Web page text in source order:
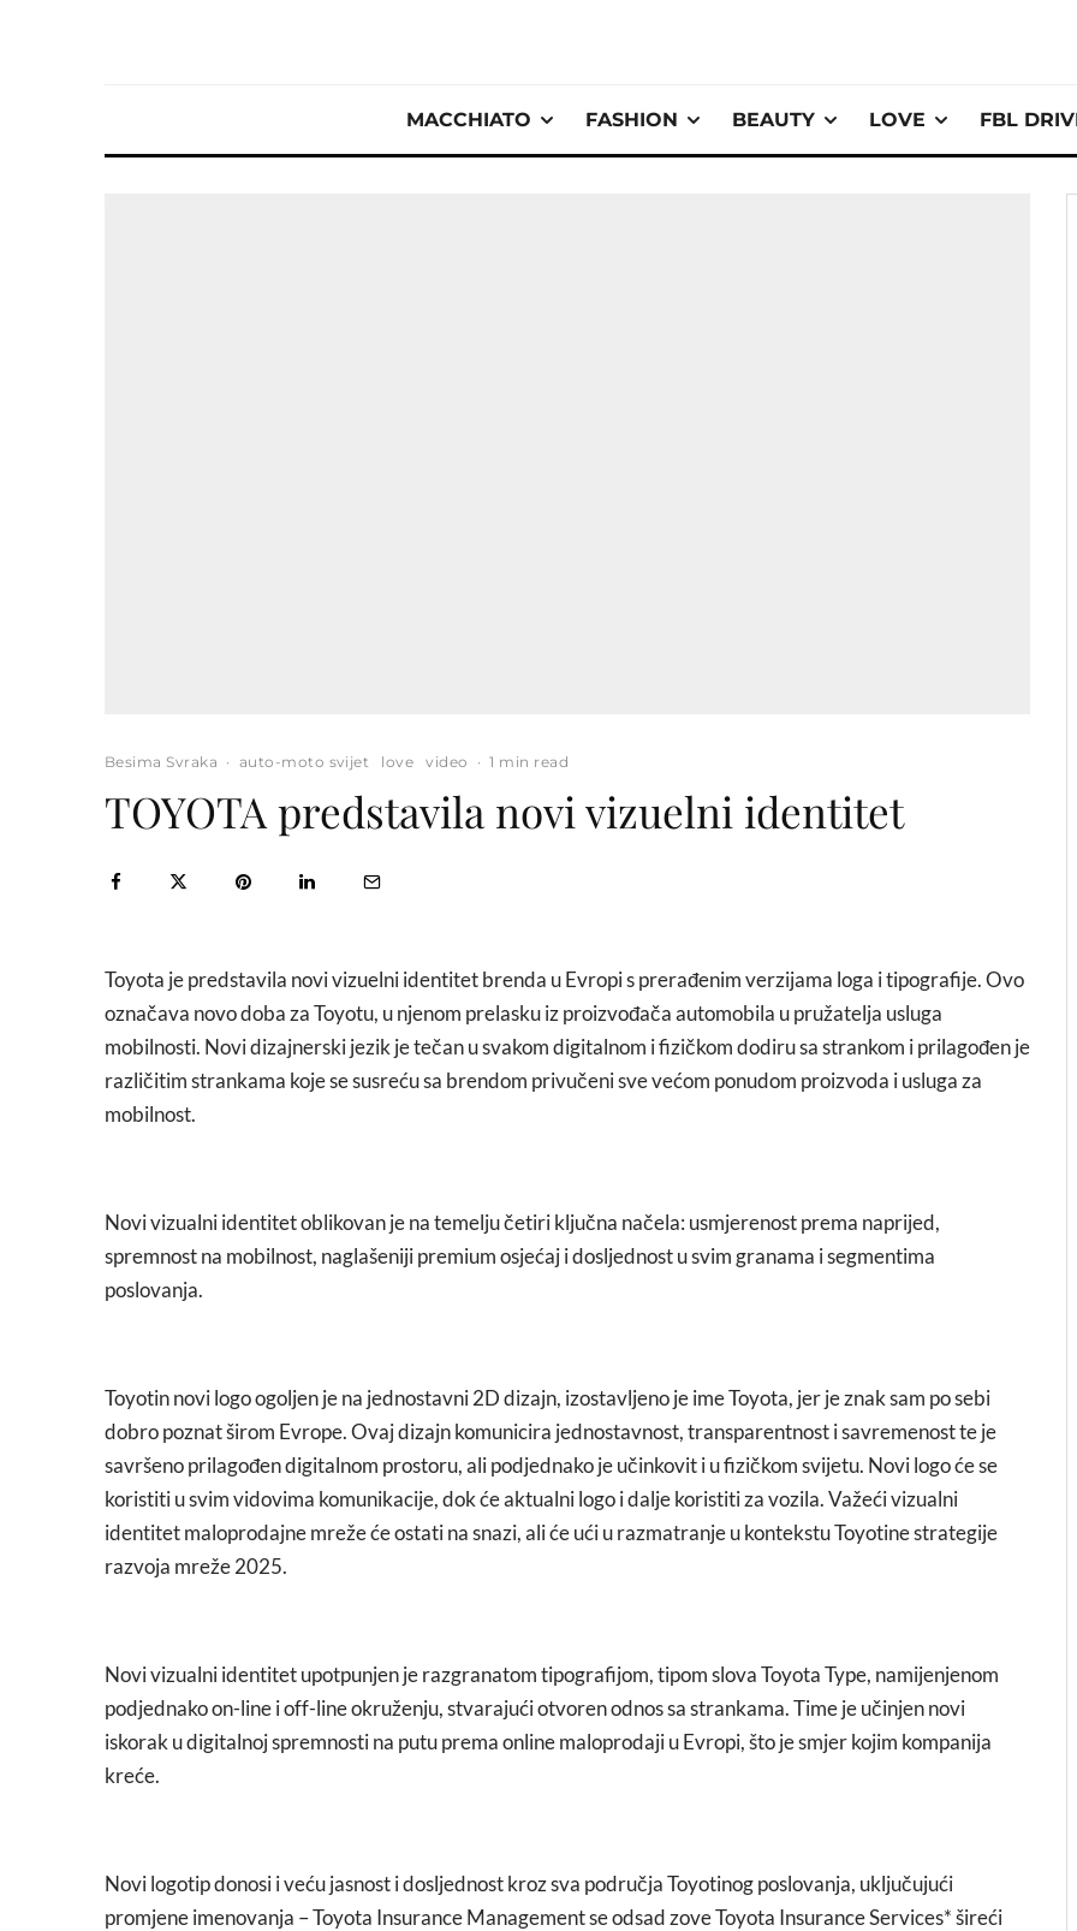
MACCHIATO FASHION BEAUTY LOVE FBL
Besima Svraka · auto-moto svijet love video · 1 min read
TOYOTA predstavila novi vizuelni identitet
Toyota je predstavila novi vizuelni identitet brenda u Evropi s prerađenim verzijama loga i tipografije. Ovo
označava novo doba za Toyotu, u njenom prelasku iz proizvođača automobila u pružatelja usluga
mobilnosti. Novi dizajnerski jezik je tečan u svakom digitalnom i fizičkom dodiru sa strankom i prilagođen je
različitim strankama koje se susreću sa brendom privučeni sve većom ponudom proizvoda i usluga za
mobilnost.
Novi vizualni identitet oblikovan je na temelju četiri ključna načela: usmjerenost prema naprijed,
spremnost na mobilnost, naglašeniji premium osjećaj i dosljednost u svim granama i segmentima
poslovanja.
Toyotin novi logo ogoljen je na jednostavni 2D dizajn, izostavljeno je ime Toyota, jer je znak sam po sebi
dobro poznat širom Evrope. Ovaj dizajn komunicira jednostavnost, transparentnost i savremenost te je
savršeno prilagođen digitalnom prostoru, ali podjednako je učinkovit i u fizičkom svijetu. Novi logo će se
koristiti u svim vidovima komunikacije, dok će aktualni logo i dalje koristiti za vozila. Važeći vizualni
identitet maloprodajne mreže će ostati na snazi, ali će ući u razmatranje u kontekstu Toyotine strategije
razvoja mreže 2025.
Novi vizualni identitet upotpunjen je razgranatom tipografijom, tipom slova Toyota Type, namijenjenom
podjednako on-line i off-line okruženju, stvarajući otvoren odnos sa strankama. Time je učinjen novi
iskorak u digitalnoj spremnosti na putu prema online maloprodaji u Evropi, što je smjer kojim kompanija
kreće.
Novi logotip donosi i veću jasnost i dosljednost kroz sva područja Toyotinog poslovanja, uključujući
promjene imenovanja – Toyota Insurance Management se odsad zove Toyota Insurance Services* šireći